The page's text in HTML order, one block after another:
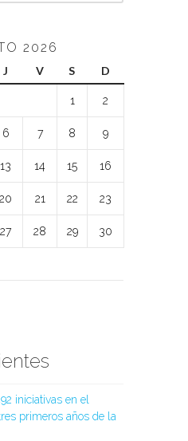
2026
J V S D
1 2
6 7 8 9
13 14 15 16
20 21 22 23
27 28 29 30
iniciativas en el
primeros años de la